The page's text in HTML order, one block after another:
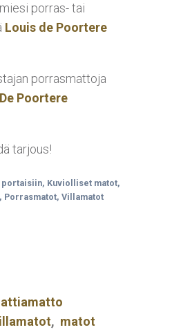
porras- tai
Louis de Poortere
porrasmattoja
Poortere
tarjous!
portaisiin, Kuviolliset matot,
, Porrasmatot, Villamatot
, matot